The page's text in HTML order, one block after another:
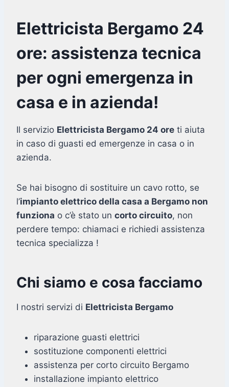
Elettricista Bergamo 24
ore: assistenza tecnica
per ogni emergenza in
casa e in azienda!
Il servizio Elettricista Bergamo 24 ore ti aiuta
in caso di guasti ed emergenze in casa o in
azienda.
Se hai bisogno di sostituire un cavo rotto, se
l’impianto elettrico della casa a Bergamo non
funziona o c’è stato un corto circuito, non
perdere tempo: chiamaci e richiedi assistenza
tecnica specializza !
Chi siamo e cosa facciamo
I nostri servizi di Elettricista Bergamo
riparazione guasti elettrici
sostituzione componenti elettrici
assistenza per corto circuito Bergamo
installazione impianto elettrico